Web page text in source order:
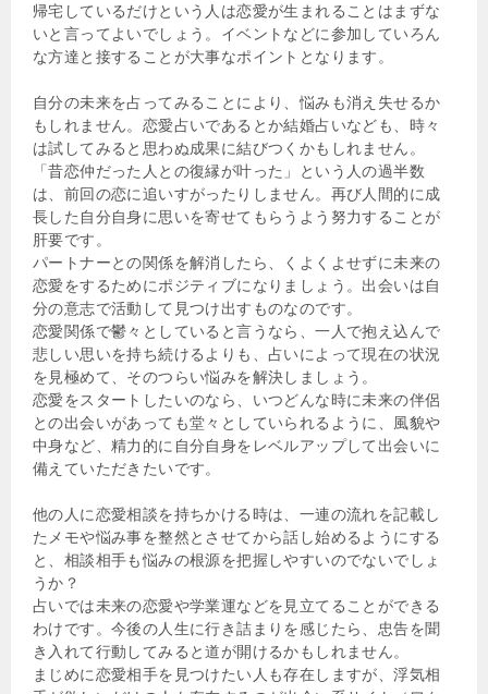
帰宅しているだけという人は恋愛が生まれることはまずな
いと言ってよいでしょう。イベントなどに参加していろん
な方達と接することが大事なポイントとなります。
自分の未来を占ってみることにより、悩みも消え失せるか
もしれません。恋愛占いであるとか結婚占いなども、時々
は試してみると思わぬ成果に結びつくかもしれません。
「昔恋仲だった人との復縁が叶った」という人の過半数
は、前回の恋に追いすがったりしません。再び人間的に成
長した自分自身に思いを寄せてもらうよう努力することが
肝要です。
パートナーとの関係を解消したら、くよくよせずに未来の
恋愛をするためにポジティブになりましょう。出会いは自
分の意志で活動して見つけ出すものなのです。
恋愛関係で鬱々としていると言うなら、一人で抱え込んで
悲しい思いを持ち続けるよりも、占いによって現在の状況
を見極めて、そのつらい悩みを解決しましょう。
恋愛をスタートしたいのなら、いつどんな時に未来の伴侶
との出会いがあっても堂々としていられるように、風貌や
中身など、精力的に自分自身をレベルアップして出会いに
備えていただきたいです。
他の人に恋愛相談を持ちかける時は、一連の流れを記載し
たメモや悩み事を整然とさせてから話し始めるようにする
と、相談相手も悩みの根源を把握しやすいのでないでしょ
うか？
占いでは未来の恋愛や学業運などを見立てることができる
わけです。今後の人生に行き詰まりを感じたら、忠告を聞
き入れて行動してみると道が開けるかもしれません。
まじめに恋愛相手を見つけたい人も存在しますが、浮気相